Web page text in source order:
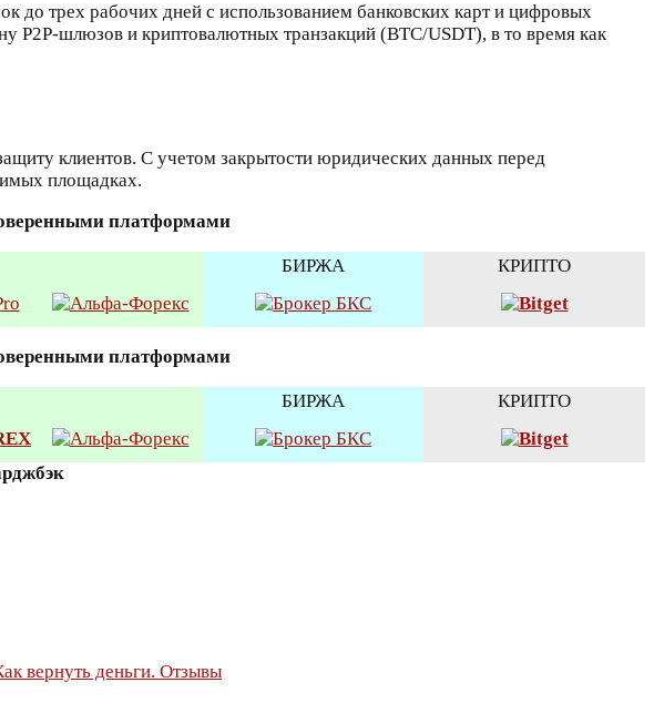
до трех рабочих дней с использованием банковских карт и цифровых
P2P-шлюзов и криптовалютных транзакций (BTC/USDT), в то время как
клиентов. С учетом закрытости юридических данных перед
площадках.
платформами
БИРЖА КРИПТО
платформами
БИРЖА КРИПТО
вернуть деньги. Отзывы